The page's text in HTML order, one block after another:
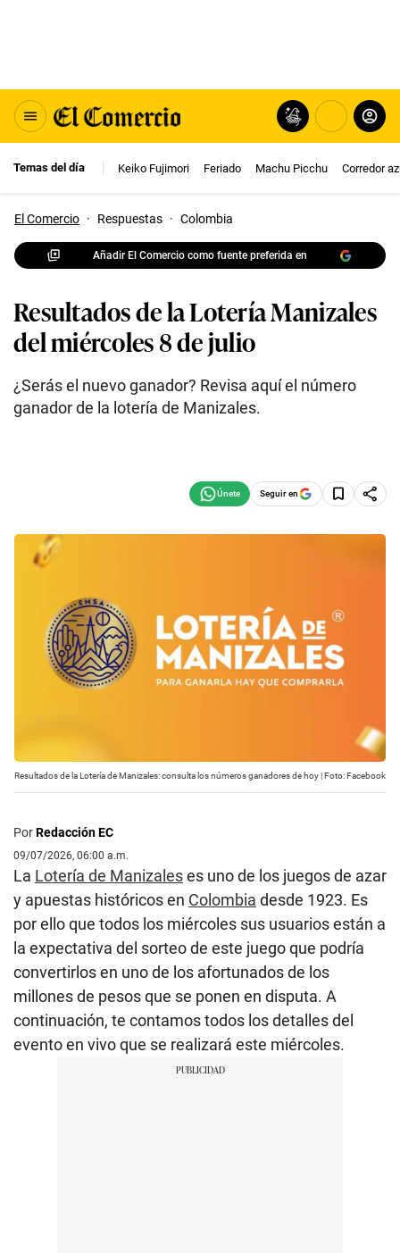
Temas del día Keiko Fujimori Feriado Machu Picchu Corredor
El Comercio · Respuestas · Colombia
Añadir El Comercio como fuente preferida en
Resultados de la Lotería Manizales
del miércoles 8 de julio
¿Serás el nuevo ganador? Revisa aquí el número
ganador de la lotería de Manizales.
Seguir en
Resultados de la Lotería de Manizales: consulta los números ganadores de hoy | Foto: Facebook
PorRedacción EC
09/07/2026, 06:00 a.m.
La Lotería de Manizaleses uno de los juegos de azar
y apuestas históricos en Colombia desde 1923. Es
por ello que todos los miércoles sus usuarios están a
la expectativa del sorteo de este juego que podría
convertirlos en uno de los afortunados de los
millones de pesos que se ponen en disputa. A
continuación, te contamos todos los detalles del
evento en vivo que se realizará este miércoles.